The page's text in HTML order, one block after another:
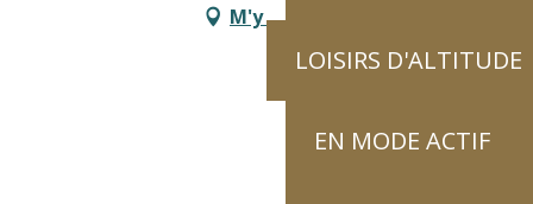
LOISIRS D'ALTITUDE
EN MODE ACTIF
M'y rendre